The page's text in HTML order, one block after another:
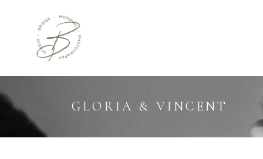
GLORIA & VINCENT